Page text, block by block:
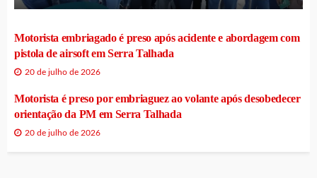
Motorista embriagado é preso após acidente e abordagem com
pistola de airsoft em Serra Talhada
20 de julho de 2026
Motorista é preso por embriaguez ao volante após desobedecer
orientação da PM em Serra Talhada
20 de julho de 2026